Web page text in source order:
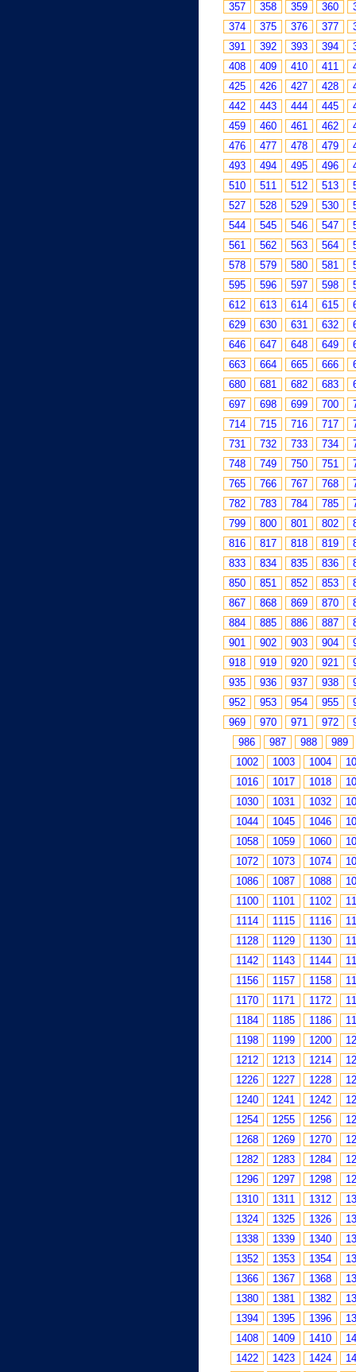
357
358 359 360
374
375 376 377
391
392 393 394
408
409 410 411
425
426 427 428
442
443 444 445
459
460 461 462
476
477 478 479
493
494 495 496
510
511 512 513
527
528 529 530
544
545 546 547
561
562 563 564
578
579 580 581
595
596 597 598
612
613 614 615
629
630 631 632
646
647 648 649
663
664 665 666
680
681 682 683
697
698 699 700
714
715 716 717
731
732 733 734
748
749 750 751
765
766 767 768
782
783 784 785
799
800 801 802
816
817 818 819
833
834 835 836
850
851 852 853
867
868 869 870
884
885 886 887
901
902 903 904
918
919 920 921
935
936 937 938
952
953 954 955
969
970 971 972
986
987 988
989
1002
1003 1004
1016
1017 1018
1030
1031 1032
1044
1045 1046
1058
1059 1060
1072
1073 1074
1086
1087 1088
1100
1101 1102
1114
1115 1116
1128
1129 1130
1142
1143 1144
1156
1157 1158
1170
1171 1172
1184
1185 1186
1198
1199 1200
1212
1213 1214
1226
1227 1228
1240
1241 1242
1254
1255 1256
1268
1269 1270
1282
1283 1284
1296
1297 1298
1310
1311 1312
1324
1325 1326
1338
1339 1340
1352
1353 1354
1366
1367 1368
1380
1381 1382
1394
1395 1396
1408
1409 1410
1422
1423 1424